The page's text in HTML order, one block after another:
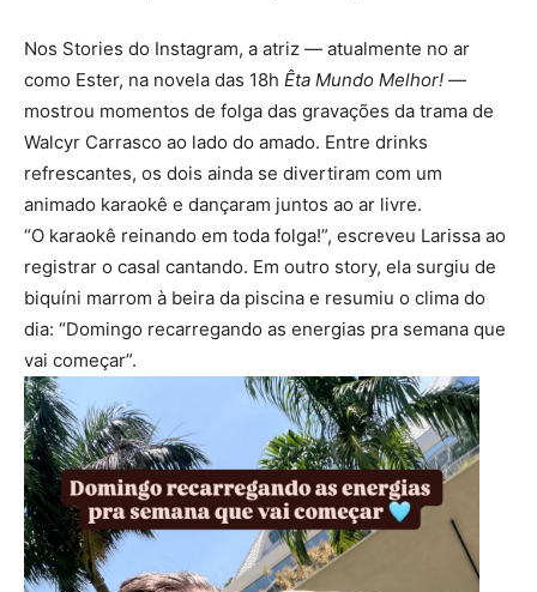
Nos Stories do Instagram, a atriz — atualmente no ar
como Ester, na novela das 18h Êta Mundo Melhor! —
mostrou momentos de folga das gravações da trama de
Walcyr Carrasco ao lado do amado. Entre drinks
refrescantes, os dois ainda se divertiram com um
animado karaokê e dançaram juntos ao ar livre.
“O karaokê reinando em toda folga!”, escreveu Larissa ao
registrar o casal cantando. Em outro story, ela surgiu de
biquíni marrom à beira da piscina e resumiu o clima do
dia: “Domingo recarregando as energias pra semana que
vai começar”.